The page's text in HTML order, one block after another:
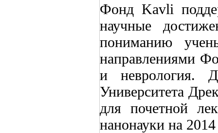
Фонд Kavli
научные
пониманию
направлениями
и неврология.
Университета
для почетной
нанонауки на